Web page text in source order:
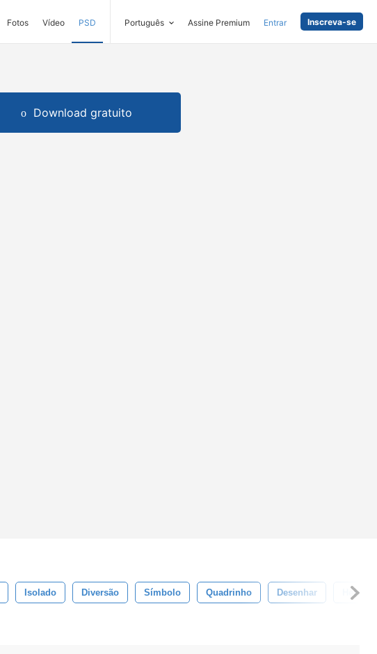
Fotos Vídeo PSD Português Assine Premium Entrar Inscreva-se
Download gratuito
Isolado Diversão Símbolo Quadrinho Desenhar Herói